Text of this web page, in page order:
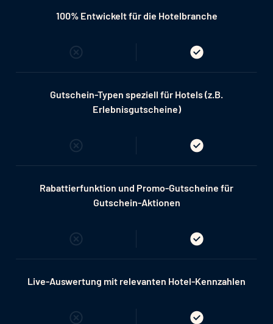
100% Entwickelt für die Hotelbranche
Gutschein-Typen speziell für Hotels (z.B.
Erlebnisgutscheine)
Rabattierfunktion und Promo-Gutscheine für
Gutschein-Aktionen
Live-Auswertung mit relevanten Hotel-Kennzahlen